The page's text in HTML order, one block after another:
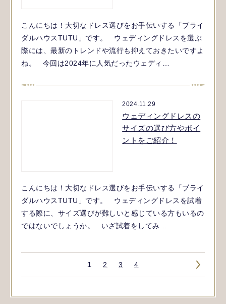
こんにちは！大切なドレス選びをお手伝いする「ブライ
ダルハウスTUTU」です。 ウェディングドレスを選ぶ
際には、最新のトレンドや流行も抑えておきたいですよ
ね。 今回は2024年に人気だったウェディ…
2024.11.29
ウェディングドレスの
サイズの選び方やポイ
ントをご紹介！
こんにちは！大切なドレス選びをお手伝いする「ブライ
ダルハウスTUTU」です。 ウェディングドレスを試着
する際に、サイズ選びが難しいと感じている方もいるの
ではないでしょうか。 いざ試着をしてみ…
1 2 3
4
»